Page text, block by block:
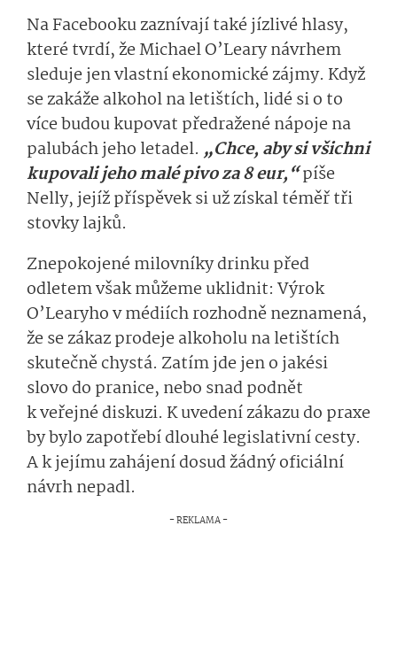
Na Facebooku zaznívají také jízlivé hlasy,
které tvrdí, že Michael O’Leary návrhem
sleduje jen vlastní ekonomické zájmy. Když
se zakáže alkohol na letištích, lidé si o to
více budou kupovat předražené nápoje na
palubách jeho letadel. „Chce, aby si všichni
kupovali jeho malé pivo za 8 eur,“píše
Nelly, jejíž příspěvek si už získal téměř tři
stovky lajků.
Znepokojené milovníky drinku před
odletem však můžeme uklidnit: Výrok
O’Learyho v médiích rozhodně neznamená,
že se zákaz prodeje alkoholu na letištích
skutečně chystá. Zatím jde jen o jakési
slovo do pranice, nebo snad podnět
k veřejné diskuzi. K uvedení zákazu do praxe
by bylo zapotřebí dlouhé legislativní cesty.
A k jejímu zahájení dosud žádný oficiální
návrh nepadl.